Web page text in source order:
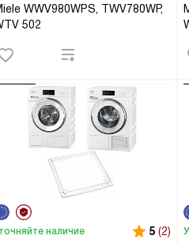
WWV980WPS, TWV780WP,
502
наличие 5 (2)